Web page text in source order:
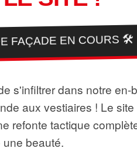
FAÇADE EN COURS 🛠️
s'infiltrer dans notre en-
aux vestiaires ! Le
refonte tactique
une beauté.